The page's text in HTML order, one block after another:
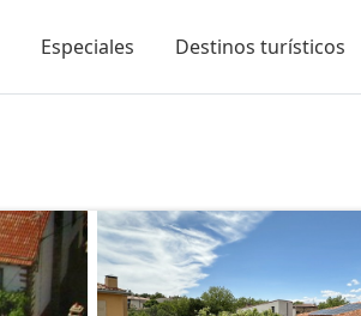
Especiales Destinos turísticos